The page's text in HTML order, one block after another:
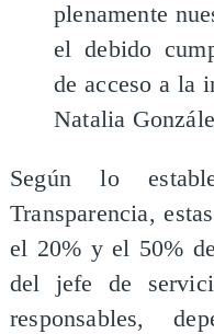
plenamente
el debido
de acceso a la
Natalia
Según lo
Transparencia,
el 20% y el 50%
del jefe de
responsables,